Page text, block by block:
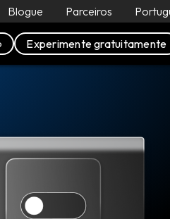
Blogue Parceiros
Experimente gratuitamente